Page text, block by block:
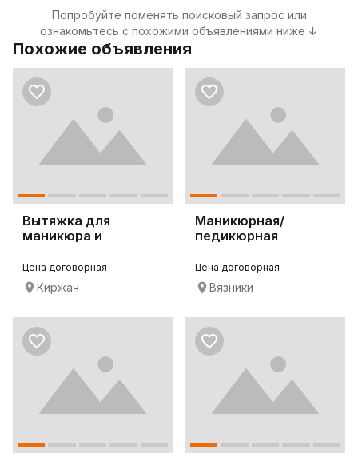
Попробуйте поменять поисковый запрос или
ознакомьтесь с похожими объявлениями ниже ↓
Похожие объявления
Вытяжка для
маникюра и
Alize
Цена договорная
Киржач
Маникюрная/
педикюрная
Alize
Цена договорная
Вязники